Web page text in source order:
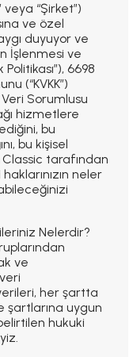
“Şirket”)
ve özel
duyuyor ve
İşlenmesi ve
6698
(“KVKK”)
Sorumlusu
hizmetlere
bu
bu kişisel
Classic tarafından
neler
Nelerdir?
ve
her şartta
şartlarına uygun
hukuki